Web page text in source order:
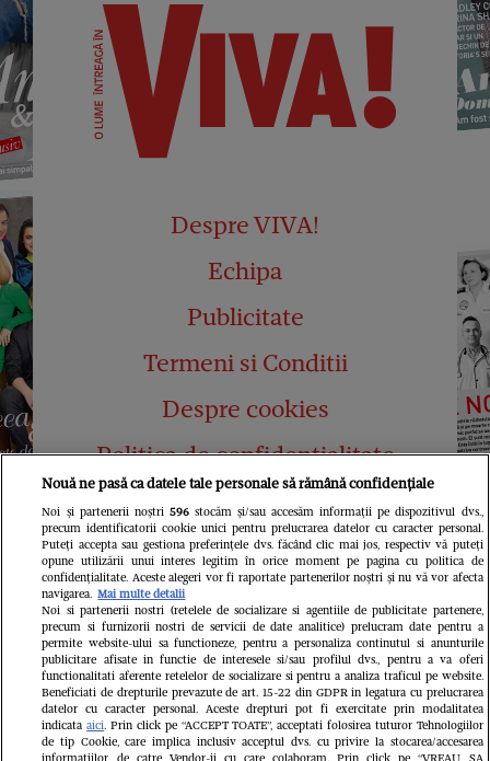
Despre VIVA!
Echipa
Publicitate
Termeni si Conditii
Despre cookies
Politica de confidențialitate
Abonamente
Contact
Pariază responsabil! Decizia ONJN nr.
821/25.09.2025.
Jocurile de noroc sunt interzise minorilor.
Nouă ne pasă ca datele tale personale să rămână confidențiale
Noi și partenerii noștri 596stocăm și/sau accesăm informații pe dispozitivul dvs.,
precum identificatorii cookie unici pentru prelucrarea datelor cu caracter personal.
Puteți accepta sau gestiona preferințele dvs. făcând clic mai jos, respectiv vă puteți
opune utilizării unui interes legitim în orice moment pe pagina cu politica de
confidențialitate. Aceste alegeri vor fi raportate partenerilor noștri și nu vă vor afecta
navigarea. Mai multe detalii
Noi si partenerii nostri (retelele de socializare si agentiile de publicitate partenere,
precum si furnizorii nostri de servicii de date analitice) prelucram date pentru a
permite website-ului sa functioneze, pentru a personaliza continutul si anunturile
publicitare afisate in functie de interesele si/sau profilul dvs., pentru a va oferi
functionalitati aferente retelelor de socializare si pentru a analiza traficul pe website.
Beneficiati de drepturile prevazute de art. 15-22 din GDPR in legatura cu prelucrarea
datelor cu caracter personal. Aceste drepturi pot fi exercitate prin modalitatea
indicataaici. Prin click pe “ACCEPT TOATE”, acceptati folosirea tuturor Tehnologiilor
de tip Cookie, care implica inclusiv acceptul dvs. cu privire la stocarea/accesarea
informatiilor de catre Vendor-ii cu care colaboram. Prin click pe “VREAU SA